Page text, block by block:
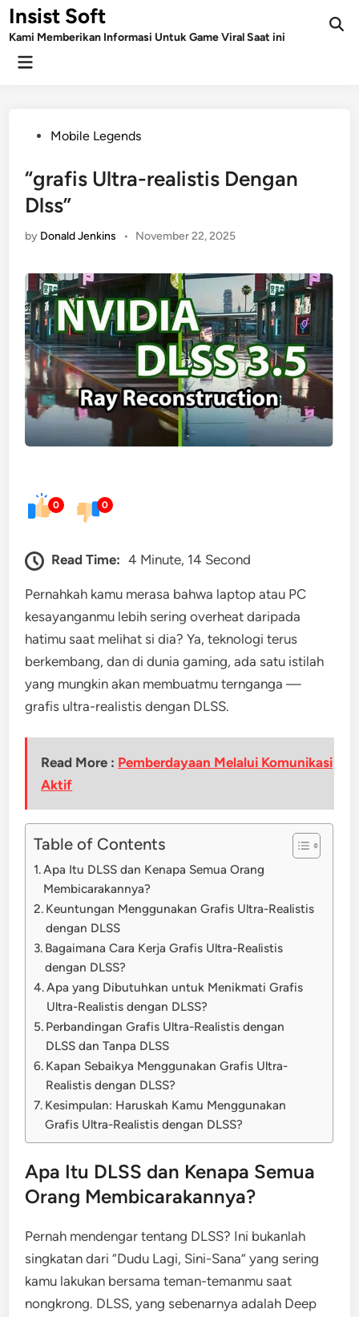
Skip
toInsist Soft
Kami Memberikan Informasi Untuk Game Viral Saat ini
Main
PostedMobile Legends
“grafis Ultra-realistis Dengan
Dlss”
by Donald Jenkins • November 22, 2025
0 0
Read Time: 4 Minute, 14 Second
Pernahkah kamu merasa bahwa laptop atau PC
kesayanganmu lebih sering overheat daripada
hatimu saat melihat si dia? Ya, teknologi terus
berkembang, dan di dunia gaming, ada satu istilah
yang mungkin akan membuatmu ternganga —
grafis ultra-realistis dengan DLSS.
Read More : Pemberdayaan Melalui Komunikasi
Aktif
Table of Contents
Apa Itu DLSS dan Kenapa Semua Orang
Membicarakannya?
Keuntungan Menggunakan Grafis Ultra-Realistis
dengan DLSS
Bagaimana Cara Kerja Grafis Ultra-Realistis
dengan DLSS?
Apa yang Dibutuhkan untuk Menikmati Grafis
Ultra-Realistis dengan DLSS?
Perbandingan Grafis Ultra-Realistis dengan
DLSS dan Tanpa DLSS
Kapan Sebaikya Menggunakan Grafis Ultra-
Realistis dengan DLSS?
Kesimpulan: Haruskah Kamu Menggunakan
Grafis Ultra-Realistis dengan DLSS?
Apa Itu DLSS dan Kenapa Semua
Orang Membicarakannya?
Pernah mendengar tentang DLSS? Ini bukanlah
singkatan dari “Dudu Lagi, Sini-Sana” yang sering
kamu lakukan bersama teman-temanmu saat
nongkrong. DLSS, yang sebenarnya adalah Deep